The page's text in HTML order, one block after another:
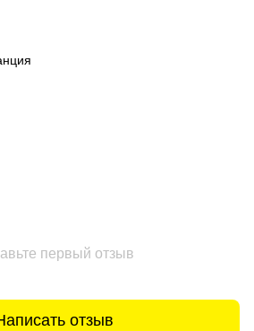
первый отзыв
отзыв